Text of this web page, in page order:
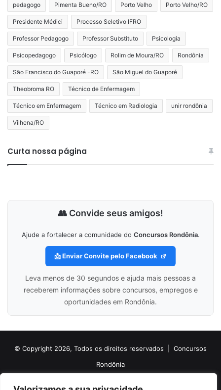
pedagogo Pimenta Bueno/RO Porto Velho Porto Velho/RO
Presidente Médici Processo Seletivo IFRO
Professor Pedagogo Professor Substituto Psicologia
Psicopedagogo Psicólogo Rolim de Moura/RO Rondônia
São Francisco do Guaporé -RO São Miguel do Guaporé
Theobroma RO Técnico de Enfermagem
Técnico em Enfermagem Técnico em Radiologia unir rondônia
Vilhena/RO
Curta nossa página
👥 Convide seus amigos!
Ajude a fortalecer a comunidade do Concursos Rondônia.
📩 Enviar Convite pelo Facebook
Leva menos de 30 segundos e ajuda mais pessoas a
receberem informações sobre concursos, empregos e
oportunidades em Rondônia.
© Copyright 2026, Todos os direitos reservados | Concursos
Rondônia